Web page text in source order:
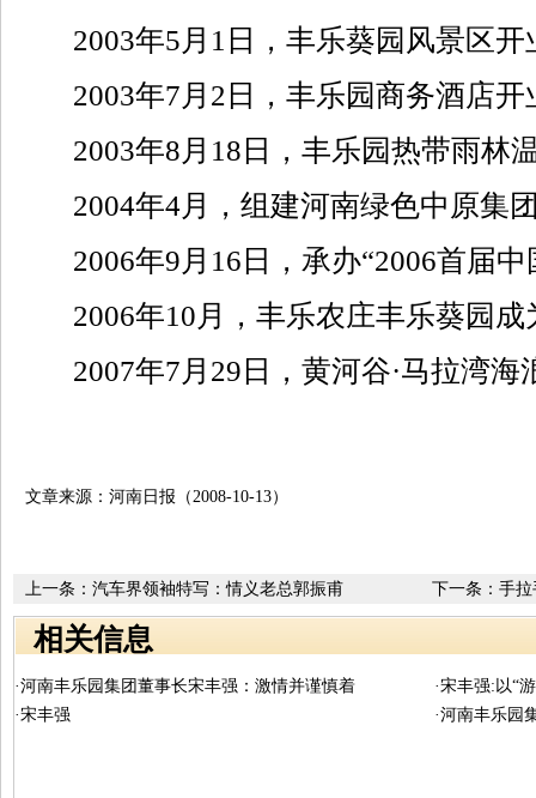
2003年5月1日，丰乐葵园风景区开
2003年7月2日，丰乐园商务酒店开
2003年8月18日，丰乐园热带雨林
2004年4月，组建河南绿色中原集
2006年9月16日，承办“2006首届中
2006年10月，丰乐农庄丰乐葵园成
2007年7月29日，黄河谷·马拉湾海
文章来源：河南日报（2008-10-13）
下一条： 手
长明
上一条： 汽车界领袖特写：情义老总郭振甫
相关信息
·河南丰乐园集团董事长宋丰强：激情并谨慎着
·宋丰强:以“
·宋丰强
·河南丰乐园